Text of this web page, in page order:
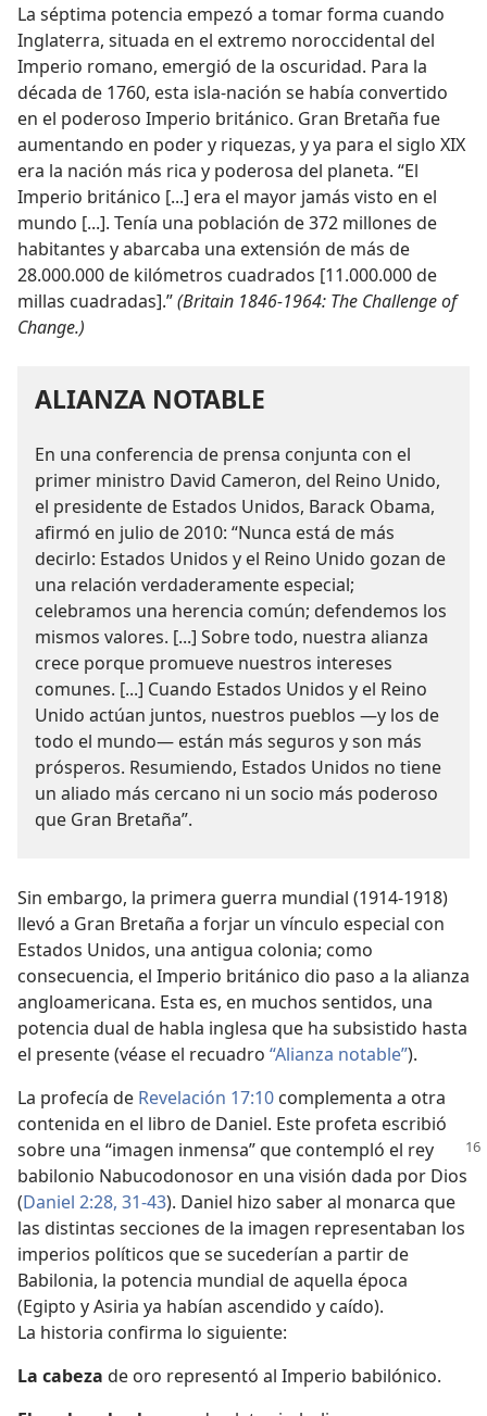
La séptima potencia empezó a tomar forma cuando
Inglaterra, situada en el extremo noroccidental del
Imperio romano, emergió de la oscuridad. Para la
década de 1760, esta isla-nación se había convertido
en el poderoso Imperio británico. Gran Bretaña fue
aumentando en poder y riquezas, y ya para el siglo XIX
era la nación más rica y poderosa del planeta. “El
Imperio británico [...] era el mayor jamás visto en el
mundo [...]. Tenía una población de 372 millones de
habitantes y abarcaba una extensión de más de
28.000.000 de kilómetros cuadrados [11.000.000 de
millas cuadradas].”(Britain 1846-1964: The Challenge of
Change.)
ALIANZA NOTABLE
En una conferencia de prensa conjunta con el
primer ministro David Cameron, del Reino Unido,
el presidente de Estados Unidos, Barack Obama,
afirmó en julio de 2010: “Nunca está de más
decirlo: Estados Unidos y el Reino Unido gozan de
una relación verdaderamente especial;
celebramos una herencia común; defendemos los
mismos valores. [...] Sobre todo, nuestra alianza
crece porque promueve nuestros intereses
comunes. [...] Cuando Estados Unidos y el Reino
Unido actúan juntos, nuestros pueblos —y los de
todo el mundo— están más seguros y son más
prósperos. Resumiendo, Estados Unidos no tiene
un aliado más cercano ni un socio más poderoso
que Gran Bretaña”.
Sin embargo, la primera guerra mundial (1914-1918)
llevó a Gran Bretaña a forjar un vínculo especial con
Estados Unidos, una antigua colonia; como
consecuencia, el Imperio británico dio paso a la alianza
angloamericana. Esta es, en muchos sentidos, una
potencia dual de habla inglesa que ha subsistido hasta
el presente (véase el recuadro “Alianza notable”).
La profecía de Revelación 17:10 complementa a otra
contenida en el libro de Daniel. Este profeta escribió
sobre una “imagen inmensa” que contempló el rey
babilonio Nabucodonosor en una visión dada por Dios
(Daniel 2:28, 31-43). Daniel hizo saber al monarca que
las distintas secciones de la imagen representaban los
imperios políticos que se sucederían a partir de
Babilonia, la potencia mundial de aquella época
(Egipto y Asiria ya habían ascendido y caído).
La historia confirma lo siguiente:
La cabeza de oro representó al Imperio babilónico.